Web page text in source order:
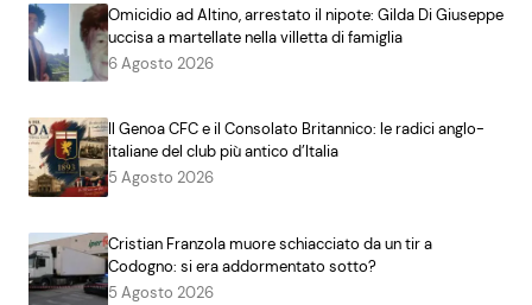
Omicidio ad Altino, arrestato il nipote: Gilda Di Giuseppe
uccisa a martellate nella villetta di famiglia
6 Agosto 2026
Il Genoa CFC e il Consolato Britannico: le radici anglo-
italiane del club più antico d’Italia
5 Agosto 2026
Cristian Franzola muore schiacciato da un tir a
Codogno: si era addormentato sotto?
5 Agosto 2026